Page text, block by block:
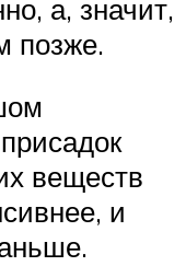
а, значит,
позже.
веществ
и